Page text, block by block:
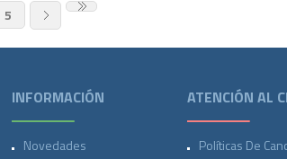
5
INFORMACIÓN
Novedades
ATENCIÓN AL
Políticas De